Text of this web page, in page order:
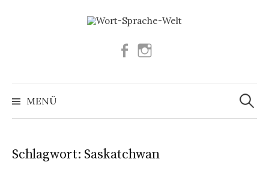
Facebook
MENÜ
Suchen
nach:
Schlagwort: Saskatchwan